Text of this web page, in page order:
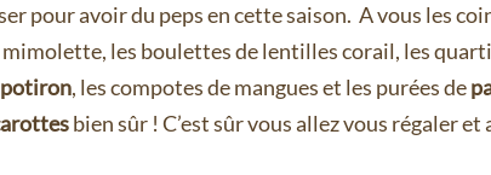
pour avoir du peps en cette saison. A vous les
mimolette, les boulettes de lentilles corail, les
potiron, les compotes de mangues et les purées de
bien sûr ! C’est sûr vous allez vous régaler et